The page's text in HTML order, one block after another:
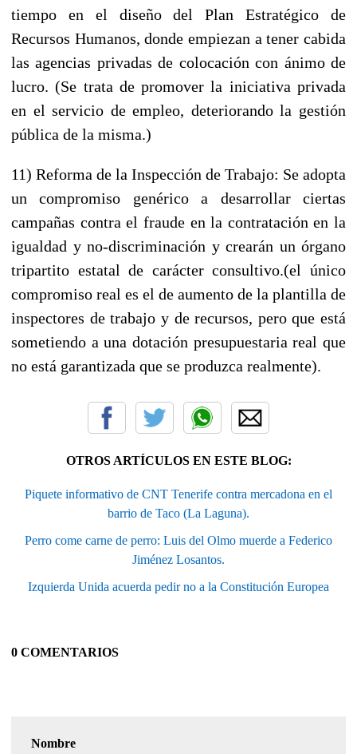
tiempo en el diseño del Plan Estratégico de
Recursos Humanos, donde empiezan a tener cabida
las agencias privadas de colocación con ánimo de
lucro. (Se trata de promover la iniciativa privada
en el servicio de empleo, deteriorando la gestión
pública de la misma.)
11) Reforma de la Inspección de Trabajo: Se adopta
un compromiso genérico a desarrollar ciertas
campañas contra el fraude en la contratación en la
igualdad y no-discriminación y crearán un órgano
tripartito estatal de carácter consultivo.(el único
compromiso real es el de aumento de la plantilla de
inspectores de trabajo y de recursos, pero que está
sometiendo a una dotación presupuestaria real que
no está garantizada que se produzca realmente).
OTROS ARTÍCULOS EN ESTE BLOG:
Piquete informativo de CNT Tenerife contra mercadona en el
barrio de Taco (La Laguna).
Perro come carne de perro: Luis del Olmo muerde a Federico
Jiménez Losantos.
Izquierda Unida acuerda pedir no a la Constitución Europea
0 COMENTARIOS
Nombre